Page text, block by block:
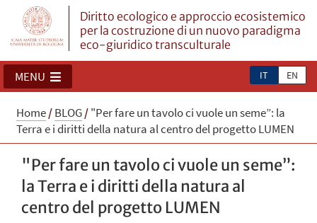
Diritto ecologico e approccio ecosistemico
per la costruzione di un nuovo paradigma
eco-giuridico transculturale
IT EN
MENU
Home/BLOG/"Per fare un tavolo ci vuole un seme”: la
Terra e i diritti della natura al centro del progetto LUMEN
"Per fare un tavolo ci vuole un seme”:
la Terra e i diritti della natura al
centro del progetto LUMEN